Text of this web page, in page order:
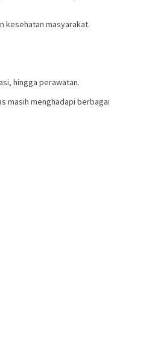
kesehatan masyarakat.
hingga perawatan.
masih menghadapi berbagai